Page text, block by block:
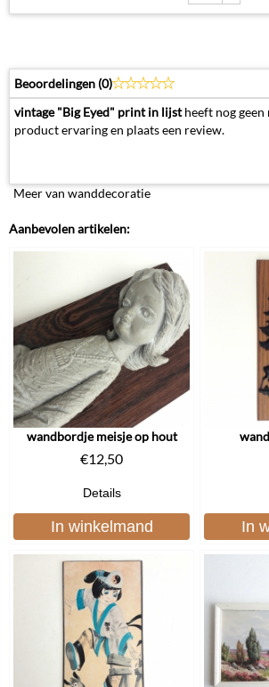
Beoordelingen (0)
vintage "Big Eyed" print in lijstheeft nog geen
product ervaring en plaats een review.
Meer van wanddecoratie
Aanbevolen artikelen:
wandbordje meisje op hout
€12,50
Details
In winkelmand In